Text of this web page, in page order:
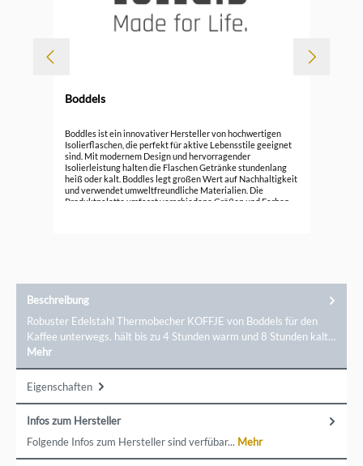
Boddels
Boddles ist ein innovativer Hersteller von hochwertigen
Isolierflaschen, die perfekt für aktive Lebensstile geeignet
sind. Mit modernem Design und hervorragender
Isolierleistung halten die Flaschen Getränke stundenlang
heiß oder kalt. Boddles legt großen Wert auf Nachhaltigkeit
und verwendet umweltfreundliche Materialien. Die
Produktpalette umfasst verschiedene Größen und Farben,
Beschreibung
Robuster Edelstahl Thermobecher KOFFJE von Boddels für den
Kaffee unterwegs. hält bis zu 4 Stunden warm und 8 Stunden kalt…
Mehr
Eigenschaften
Infos zum Hersteller
Folgende Infos zum Hersteller sind verfübar... Mehr